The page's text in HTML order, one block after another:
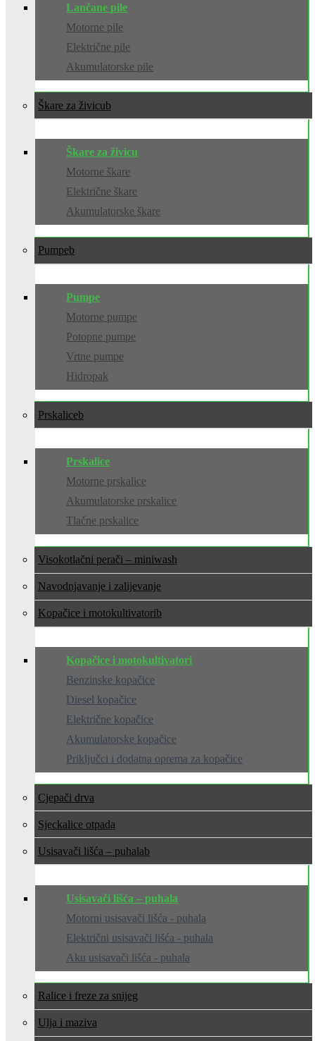
Lančane pile
Motorne pile
Električne pile
Akumulatorske pile
Škare za živicu
Škare za živicu
Motorne škare
Električne škare
Akumulatorske škare
Pumpe
Pumpe
Motorne pumpe
Potopne pumpe
Vrtne pumpe
Hidropak
Prskalice
Prskalice
Motorne prskalice
Akumulatorske prskalice
Tlačne prskalice
Visokotlačni perači – miniwash
Navodnjavanje i zalijevanje
Kopačice i motokultivatori
Kopačice i motokultivatori
Benzinske kopačice
Diesel kopačice
Električne kopačice
Akumulatorske kopačice
Priključci i dodatna oprema za kopačice
Cjepači drva
Sjeckalice otpada
Usisavači lišća – puhala
Usisavači lišća – puhala
Motorni usisavači lišća - puhala
Električni usisavači lišća - puhala
Aku usisavači lišća - puhala
Ralice i freze za snijeg
Ulja i maziva